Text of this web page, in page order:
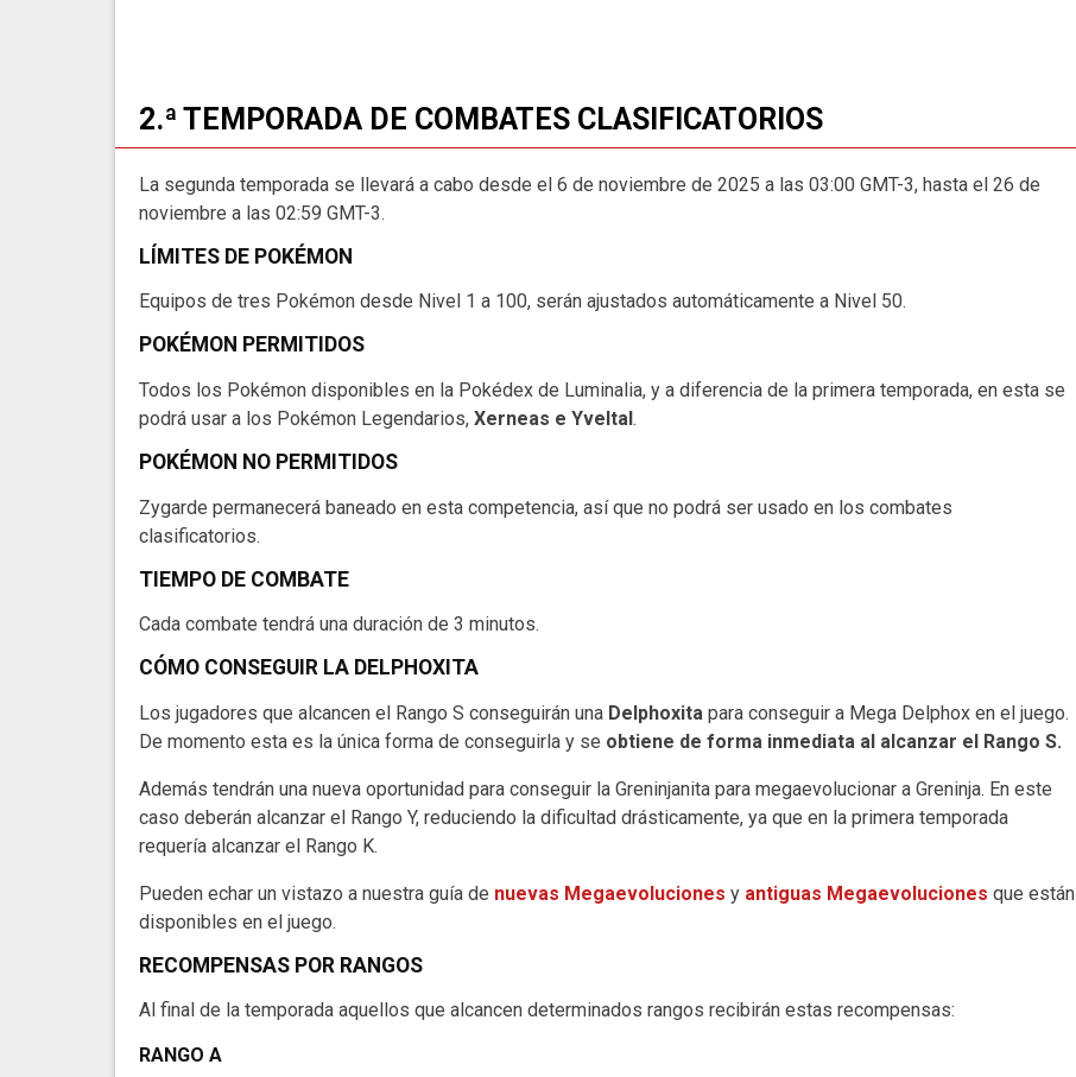
2.ª TEMPORADA DE COMBATES CLASIFICATORIOS
La segunda temporada se llevará a cabo desde el 6 de noviembre de 2025 a las 03:00 GMT-3, hasta el 26 de
noviembre a las 02:59 GMT-3.
LÍMITES DE POKÉMON
Equipos de tres Pokémon desde Nivel 1 a 100, serán ajustados automáticamente a Nivel 50.
POKÉMON PERMITIDOS
Todos los Pokémon disponibles en la Pokédex de Luminalia, y a diferencia de la primera temporada, en esta se
podrá usar a los Pokémon Legendarios, Xerneas e Yveltal.
POKÉMON NO PERMITIDOS
Zygarde permanecerá baneado en esta competencia, así que no podrá ser usado en los combates
clasificatorios.
TIEMPO DE COMBATE
Cada combate tendrá una duración de 3 minutos.
CÓMO CONSEGUIR LA DELPHOXITA
Los jugadores que alcancen el Rango S conseguirán una Delphoxita para conseguir a Mega Delphox en el juego.
De momento esta es la única forma de conseguirla y se obtiene de forma inmediata al alcanzar el Rango S.
Además tendrán una nueva oportunidad para conseguir la Greninjanita para megaevolucionar a Greninja. En este
caso deberán alcanzar el Rango Y, reduciendo la dificultad drásticamente, ya que en la primera temporada
requería alcanzar el Rango K.
Pueden echar un vistazo a nuestra guía de nuevas Megaevoluciones y antiguas Megaevoluciones que están
disponibles en el juego.
RECOMPENSAS POR RANGOS
Al final de la temporada aquellos que alcancen determinados rangos recibirán estas recompensas:
RANGO A